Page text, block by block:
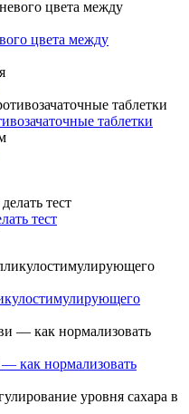
цвета между
таблетки
тест
как нормализовать